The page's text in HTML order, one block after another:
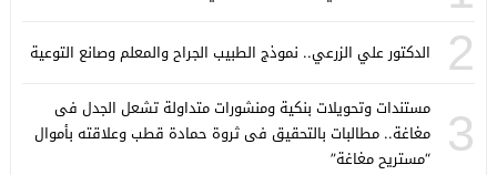
2 الدكتور علي الزرعي.. نموذج الطبيب الجراح والمعلم وصانع التوعية
3
مستندات وتحويلات بنكية ومنشورات متداولة تشعل الجدل فى
مغاغة.. مطالبات بالتحقيق فى ثروة حمادة قطب وعلاقته بأموال
“مستريح مغاغة”